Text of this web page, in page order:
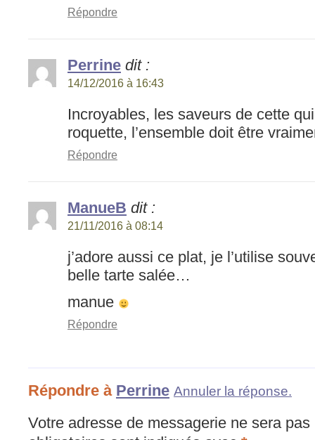
Répondre
Perrine dit :
14/12/2016 à 16:43
Incroyables, les saveurs de cette
roquette, l’ensemble doit être
Répondre
ManueB dit :
21/11/2016 à 08:14
j’adore aussi ce plat, je l’utilise
belle tarte salée…
manue
Répondre
Répondre à Perrine Annuler la réponse.
Votre adresse de messagerie ne sera pas